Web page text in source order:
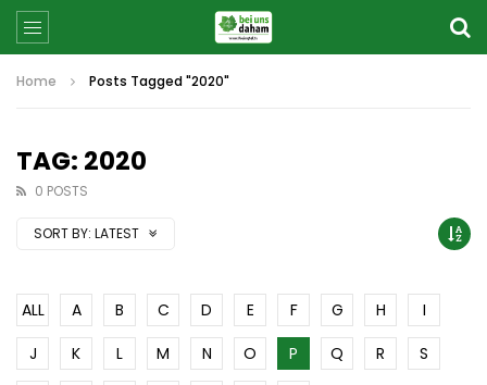
Home Posts Tagged "2020"
TAG: 2020
0 POSTS
SORT BY: LATEST
ALL A B C D E F G H
I
J
K L M N O P Q R
S